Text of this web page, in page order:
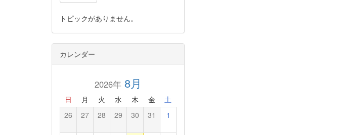
トピックがありません。
カレンダー
2026年8月
日 月 火 水 木 金 土
26 27 28 29 30 31 1